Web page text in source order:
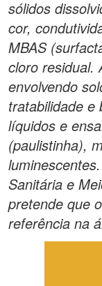
sólidos
cor,
MBAS
cloro residual.
envolvendo
tratabilidade e
líquidos e
(paulistinha),
Sanitária e
pretende que
referência na